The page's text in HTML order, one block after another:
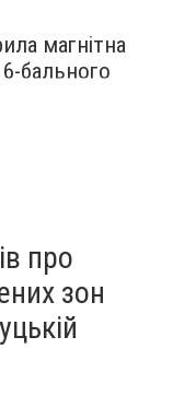
магнітна
бального
про
зон